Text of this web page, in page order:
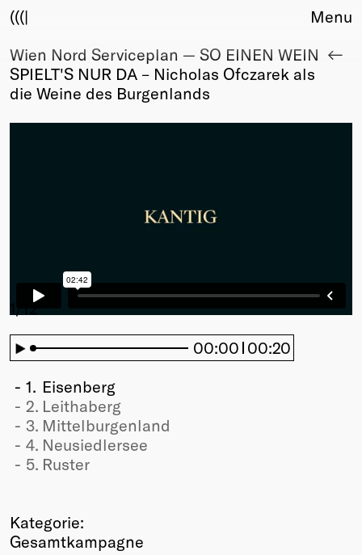
(((|
About
Club
Award
Membership
Info
Members
Friends of Creativity
Winners
2026
Past
Annual
Menu
Wien Nord Serviceplan — SO EINEN WEIN
SPIELT'S NUR DA – Nicholas Ofczarek als
die Weine des Burgenlands
1 /12
00:00 00:20
1. Eisenberg
2. Leithaberg
3. Mittelburgenland
4. Neusiedlersee
5. Ruster
Kategorie:
Gesamtkampagne